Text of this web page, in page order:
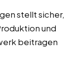
stellt sicher,
und
beitragen